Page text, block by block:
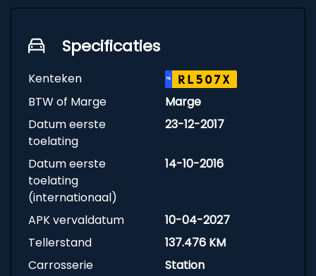
Specificaties
Kenteken NL RL507X
BTW of Marge
Marge
Datum eerste
toelating
23-12-2017
Datum eerste
toelating
(internationaal)
14-10-2016
APK vervaldatum
10-04-2027
Tellerstand
137.476 KM
Carrosserie
Station